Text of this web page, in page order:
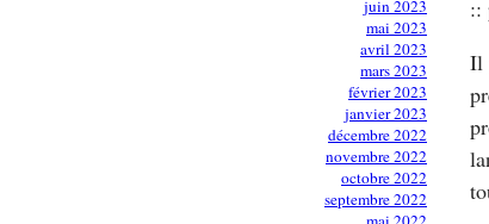
juin 2023
mai 2023
avril 2023
mars 2023
février 2023
janvier 2023
décembre 2022
novembre 2022
octobre 2022
septembre 2022
::
Il